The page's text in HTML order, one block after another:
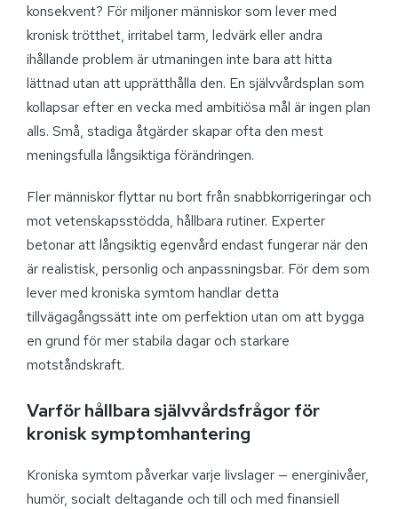
konsekvent? För miljoner människor som lever med
kronisk trötthet, irritabel tarm, ledvärk eller andra
ihållande problem är utmaningen inte bara att hitta
lättnad utan att upprätthålla den. En självvårdsplan som
kollapsar efter en vecka med ambitiösa mål är ingen plan
alls. Små, stadiga åtgärder skapar ofta den mest
meningsfulla långsiktiga förändringen.
Fler människor flyttar nu bort från snabbkorrigeringar och
mot vetenskapsstödda, hållbara rutiner. Experter
betonar att långsiktig egenvård endast fungerar när den
är realistisk, personlig och anpassningsbar. För dem som
lever med kroniska symtom handlar detta
tillvägagångssätt inte om perfektion utan om att bygga
en grund för mer stabila dagar och starkare
motståndskraft.
Varför hållbara självvårdsfrågor för
kronisk symptomhantering
Kroniska symtom påverkar varje livslager — energinivåer,
humör, socialt deltagande och till och med finansiell